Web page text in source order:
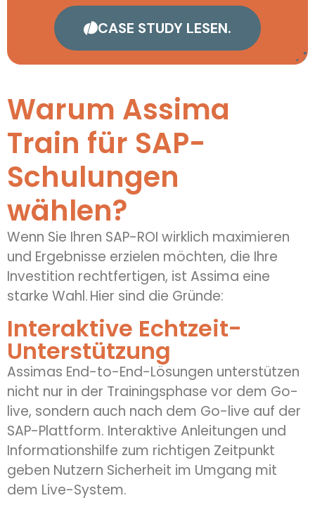
CASE STUDY LESEN.
Warum Assima
Train für SAP-
Schulungen
wählen?
Wenn Sie Ihren SAP-ROI wirklich maximieren
und Ergebnisse erzielen möchten, die Ihre
Investition rechtfertigen, ist Assima eine
starke Wahl. Hier sind die Gründe:
Interaktive Echtzeit-
Unterstützung
Assimas End-to-End-Lösungen unterstützen
nicht nur in der Trainingsphase vor dem Go-
live, sondern auch nach dem Go-live auf der
SAP-Plattform. Interaktive Anleitungen und
Informationshilfe zum richtigen Zeitpunkt
geben Nutzern Sicherheit im Umgang mit
dem Live-System.